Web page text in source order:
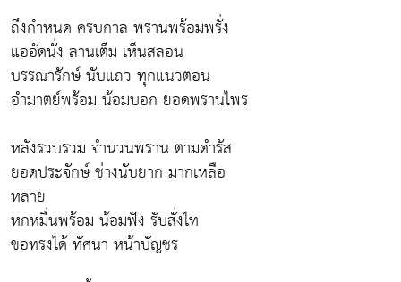
ถึงกำหนด ครบกาล พรานพร้อมพรั่ง
แออัดนั่ง ลานเต็ม เห็นสลอน
บรรณารักษ์ นับแถว ทุกแนวตอน
อำมาตย์พร้อม น้อมบอก ยอดพรานไพร
หลังรวบรวม จำนวนพราน ตามดำรัส
ยอดประจักษ์ ช่างนับยาก มากเหลือ
หลาย
หกหมื่นพร้อม น้อมฟัง รับสั่งไท
ขอทรงได้ ทัศนา หน้าบัญชร